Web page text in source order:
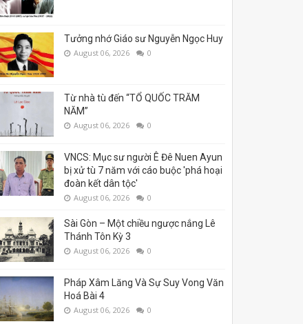
Tưởng nhớ Giáo sư Nguyễn Ngọc Huy
August 06, 2026 0
Từ nhà tù đến “TỔ QUỐC TRĂM
NĂM”
August 06, 2026 0
VNCS: Mục sư người Ê Đê Nuen Ayun
bị xử tù 7 năm với cáo buộc 'phá hoại
đoàn kết dân tộc'
August 06, 2026 0
Sài Gòn – Một chiều ngược nắng Lê
Thánh Tôn Kỳ 3
August 06, 2026 0
Pháp Xâm Lăng Và Sự Suy Vong Văn
Hoá Bài 4
August 06, 2026 0